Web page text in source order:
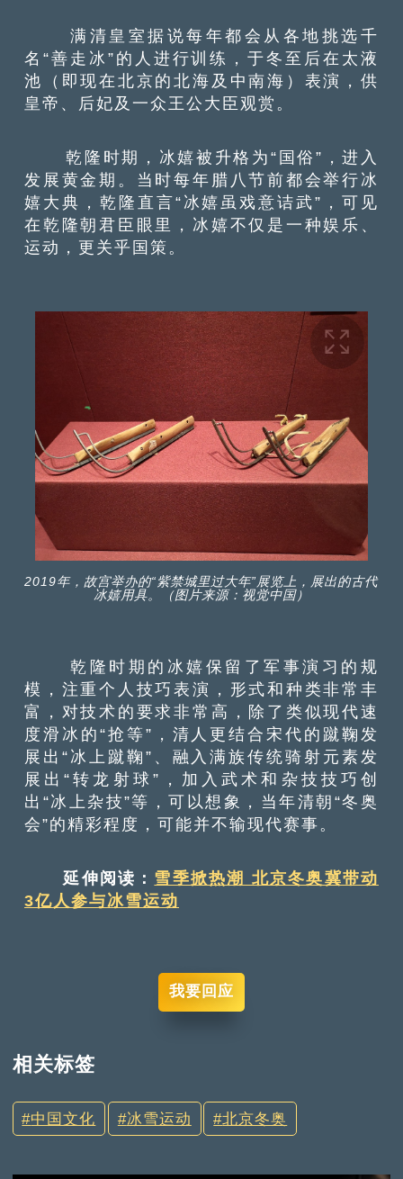
满清皇室据说每年都会从各地挑选千
名“善走冰”的人进行训练，于冬至后在太液
池（即现在北京的北海及中南海）表演，供
皇帝、后妃及一众王公大臣观赏。
乾隆时期，冰嬉被升格为“国俗”，进入
发展黄金期。当时每年腊八节前都会举行冰
嬉大典，乾隆直言“冰嬉虽戏意诘武”，可见
在乾隆朝君臣眼里，冰嬉不仅是一种娱乐、
运动，更关乎国策。
2019年，故宫举办的“紫禁城里过大年”展览上，展出的古代
冰嬉用具。（图片来源：视觉中国）
乾隆时期的冰嬉保留了军事演习的规
模，注重个人技巧表演，形式和种类非常丰
富，对技术的要求非常高，除了类似现代速
度滑冰的“抢等”，清人更结合宋代的蹴鞠发
展出“冰上蹴鞠”、融入满族传统骑射元素发
展出“转龙射球”，加入武术和杂技技巧创
出“冰上杂技”等，可以想象，当年清朝“冬奥
会”的精彩程度，可能并不输现代赛事。
延伸阅读： 雪季掀热潮 北京冬奥冀带动
3亿人参与冰雪运动
我要回应
相关标签
中国文化 冰雪运动 北京冬奥